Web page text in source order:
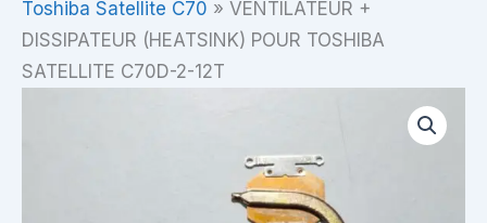
Toshiba Satellite C70 » VENTILATEUR +
DISSIPATEUR (HEATSINK) POUR TOSHIBA
SATELLITE C70D-2-12T